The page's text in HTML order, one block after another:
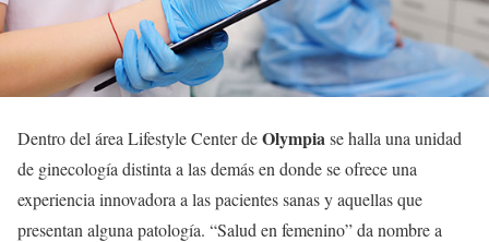
Dentro del área Lifestyle Center deOlympia se halla una unidad
de ginecología distinta a las demás en donde se ofrece una
experiencia innovadora a las pacientes sanas y aquellas que
presentan alguna patología. “Salud en femenino” da nombre a